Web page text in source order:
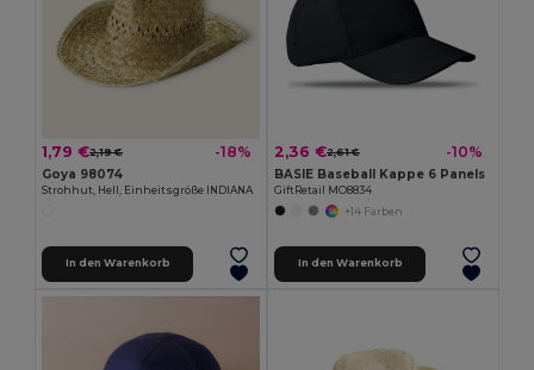
1,79 €2,19 € -18%
Goya 98074
Strohhut, Hell, Einheitsgröße INDIANA
In den Warenkorb
2,36 €2,61 € -10%
BASIE Baseball Kappe 6 Panels
GiftRetail MO8834
+14 Farben
In den Warenkorb